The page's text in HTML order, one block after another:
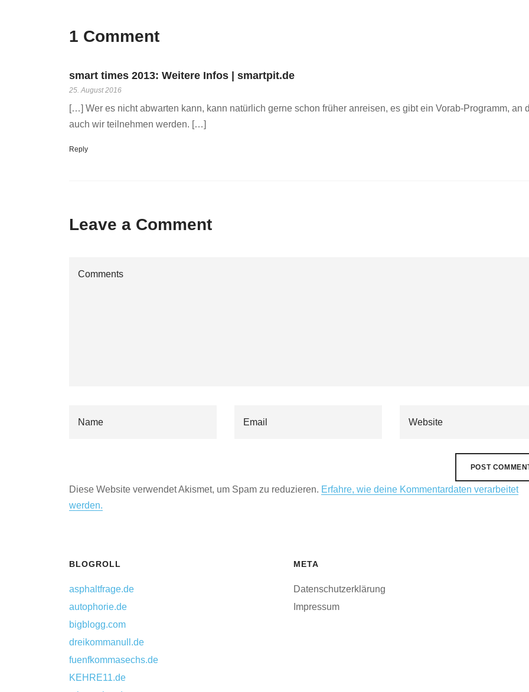
1 Comment
smart times 2013: Weitere Infos | smartpit.de
25. August 2016
[…] Wer es nicht abwarten kann, kann natürlich gerne schon früher anreisen, es gibt ein Vorab-Programm, an
auch wir teilnehmen werden. […]
Reply
Leave a Comment
Diese Website verwendet Akismet, um Spam zu reduzieren. Erfahre, wie deine Kommentardaten verarbeitet
werden.
BLOGROLL
asphaltfrage.de
autophorie.de
bigblogg.com
dreikommanull.de
fuenfkommasechs.de
KEHRE11.de
META
Datenschutzerklärung
Impressum